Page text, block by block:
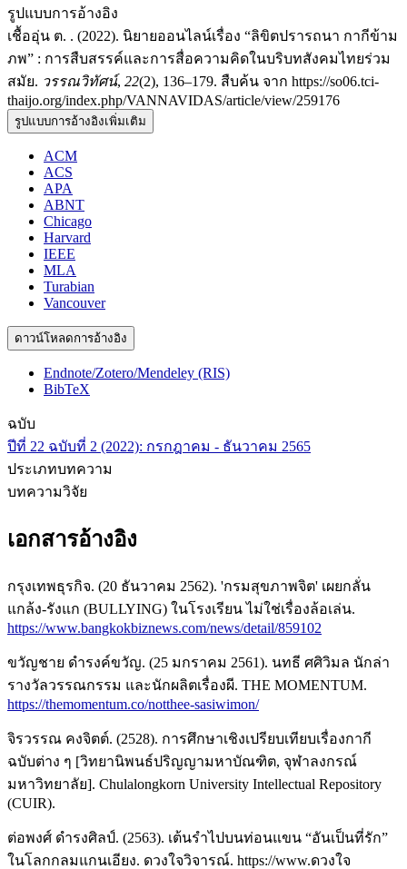
รูปแบบการอ้างอิง
เชื้ออุ่น ต. . (2022). นิยายออนไลน์เรื่อง “ลิขิตปรารถนา กากีข้าม
ภพ” : การสืบสรรค์และการสื่อความคิดในบริบทสังคมไทยร่วม
สมัย. วรรณวิทัศน์, 22(2), 136–179. สืบค้น จาก https://so06.tci-
thaijo.org/index.php/VANNAVIDAS/article/view/259176
รูปแบบการอ้างอิงเพิ่มเติม
ACM
ACS
APA
ABNT
Chicago
Harvard
IEEE
MLA
Turabian
Vancouver
ดาวน์โหลดการอ้างอิง
Endnote/Zotero/Mendeley (RIS)
BibTeX
ฉบับ
ปีที่ 22 ฉบับที่ 2 (2022): กรกฎาคม - ธันวาคม 2565
ประเภทบทความ
บทความวิจัย
เอกสารอ้างอิง
กรุงเทพธุรกิจ. (20 ธันวาคม 2562). 'กรมสุขภาพจิต' เผยกลั่น
แกล้ง-รังแก (BULLYING) ในโรงเรียน ไม่ใช่เรื่องล้อเล่น.
https://www.bangkokbiznews.com/news/detail/859102
ขวัญชาย ดำรงค์ขวัญ. (25 มกราคม 2561). นทธี ศศิวิมล นักล่า
รางวัลวรรณกรรม และนักผลิตเรื่องผี. THE MOMENTUM.
https://themomentum.co/notthee-sasiwimon/
จิรวรรณ คงจิตต์. (2528). การศึกษาเชิงเปรียบเทียบเรื่องกากี
ฉบับต่าง ๆ [วิทยานิพนธ์ปริญญามหาบัณฑิต, จุฬาลงกรณ์
มหาวิทยาลัย]. Chulalongkorn University Intellectual Repository
(CUIR).
ต่อพงศ์ ดำรงศิลป์. (2563). เต้นรำไปบนท่อนแขน “อันเป็นที่รัก”
ในโลกกลมแกนเอียง. ดวงใจวิจารณ์. https://www.ดวงใจ